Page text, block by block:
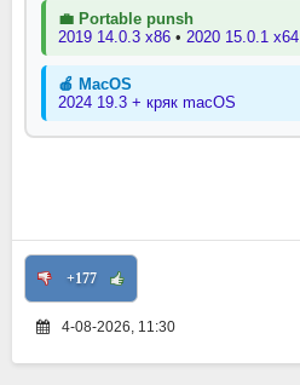
💼 Portable punsh
2019 14.0.3 x86 • 2020 15.0.1 x64
🍎 MacOS
2024 19.3 + кряк macOS
+177
4-08-2026, 11:30